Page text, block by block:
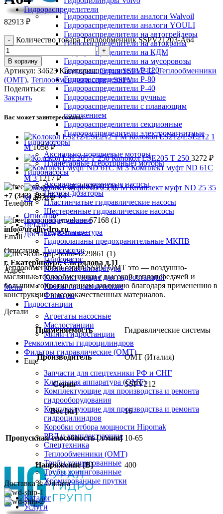
+7 (343) 383-56-84
Телефон
info@uralhydro.ru
Email
г. Екатеринбург, Свердлова д.11
Адрес
Menu
Гидрораспределители
Гидрораспределители аналоги Walvoil
Гидрораспределители аналоги YOULI
Гидрораспределители на автогрейдеры
Гидрораспределители на автокраны
Гидрораспределители на КДМ
Гидрораспределители на мусоровозы
Гидрораспределители Р-120
Гидрораспределители Р-80
Гидрораспределители Р-40
Гидрораспределители ручные
Гидрораспределители с плавающим
положением
Гидрораспределители секционные
Гидрораспределители электромагнитные
Гидромоторы
Аксиально-поршневые моторы
Планетарные (героторные) моторы
Гидронасосы
Аксиально-поршневые насосы
Насосы-дозаторы
Пластинчатые гидравлические насосы
Шестеренные гидравлические насосы
Гидрооборудование
Гидроаппаратура
Гидроклапаны предохранительные МКПВ
Гидромотор
Гидронасос
Клапанная аппаратура
Комплектующие для гидростанций
Краны гидравлические
Фильтры
Гидростанции
Агрегаты насосные
Маслостанции
Мини-гидростанции
Ремкомплекты гидроцилиндров
Фильтры гидравлические (OMT)
Еще
Запчасти для спецтехники РФ и СНГ
Клапанная аппаратура (OMT)
Комплектующие для производства и ремонта
гидрооборудования
Комплектующие для производства и ремонта
гидроцилиндров
Коробки отбора мощности Hipomak
РВД и комплектующие
Спецтехника
Теплообменники (OMT)
Трубы хонингованные
Трубы хонингованные
Хромированные прутки
Каталог
Услуги
82913 ₽
Количество товара Теплообменник SSPV21203-A64
В корзину
Артикул: 34623Категории: Серия SSPV212, Теплообменники
(OMT), Теплообменники серии SSPV
Поделиться:
Закрыть
Вас может заинтересовать:
Колокол LS212/LSE212 1
M1058₽
Колокол LSE205 T 250 3272 ₽
Комплект муфт ND 61C
M 31217₽
Комплект муфт ND 25 35
M4678₽
Описание
Детали
Доставка & Оплата
Описание
Теплообменники серии SSPV OMT это — воздушно-
масляные теплообменники с высокой теплопередачей и
большим сопротивлением давлению благодаря применению в
конструкции высококачественных материалов.
Детали
Применяемость Гидравлические системы
Производитель OMT (Италия)
Серия SSPV212
Вес [кг] 16
Пропускная способность [л/мин] 10-65
Напряжение [В] 400
Доставка & Оплата